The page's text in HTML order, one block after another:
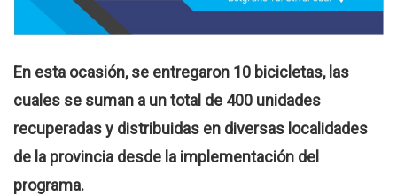
En esta ocasión, se entregaron 10 bicicletas, las
cuales se suman a un total de 400 unidades
recuperadas y distribuidas en diversas localidades
de la provincia desde la implementación del
programa.